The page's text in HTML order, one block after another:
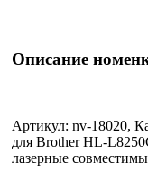
Описание
Артикул: nv-18020,
для Brother HL-
лазерные